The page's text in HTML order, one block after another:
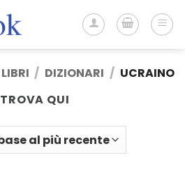
LIBRI / DIZIONARI / UCRAINO
TROVA QUI